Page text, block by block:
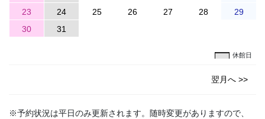
23
24 25 26 27 28
29
30
31
休館日
翌月へ >>
※予約状況は平日のみ更新されます。随時変更がありますので、